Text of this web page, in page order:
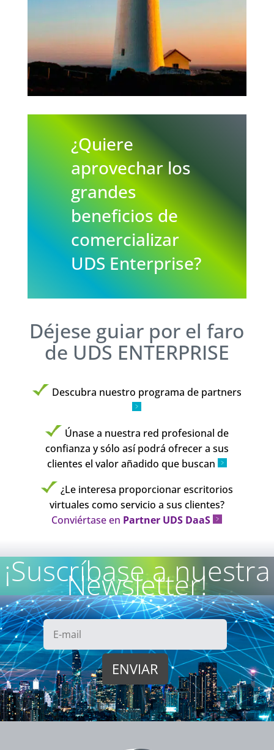
¿Quiere
aprovechar los
grandes
beneficios de
comercializar
UDS Enterprise?
Déjese guiar por el faro
de UDS ENTERPRISE
Descubra nuestro programa de partners
Únase a nuestra red profesional de
confianza y sólo así podrá ofrecer a sus
clientes el valor añadido que buscan
¿Le interesa proporcionar escritorios
virtuales como servicio a sus clientes?
Conviértase en Partner UDS DaaS
¡Suscríbase a nuestra
Newsletter!